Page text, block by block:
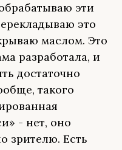
эти
это
маслом. Это
разработала, и
достаточно
такого
- нет, оно
зрителю. Есть